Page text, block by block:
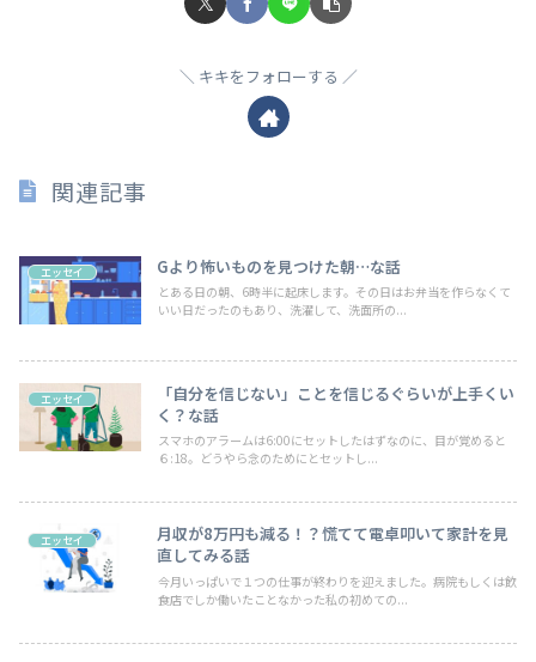
キキをフォローする
関連記事
エッセイ Gより怖いものを見つけた朝…な話
とある日の朝、6時半に起床します。その日はお弁当を作らなくて
いい日だったのもあり、洗濯して、洗面所の...
エッセイ
「自分を信じない」ことを信じるぐらいが上手くい
く？な話
スマホのアラームは6:00にセットしたはずなのに、目が覚めると
６:18。どうやら念のためにとセットし...
エッセイ
月収が8万円も減る！？慌てて電卓叩いて家計を見
直してみる話
今月いっぱいで１つの仕事が終わりを迎えました。病院もしくは飲
食店でしか働いたことなかった私の初めての...